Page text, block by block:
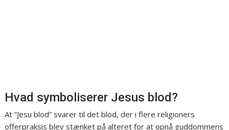
Hvad symboliserer Jesus blod?
At ”Jesu blod” svarer til det blod, der i flere religioners
offerpraksis blev stænket på alteret for at opnå guddommens